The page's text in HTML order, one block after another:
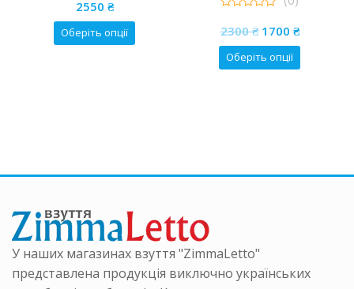
5
2550 ₴
Оберіть опції
товар
товару
out
of
5
2300₴ Оригінальна
ціна:
2300 ₴.
1700 ₴Поточна
ціна:
1700 ₴.
Оберіть опції
товар
можна
У наших магазинах взуття "ZimmaLetto"
представлена продукція виключно українських